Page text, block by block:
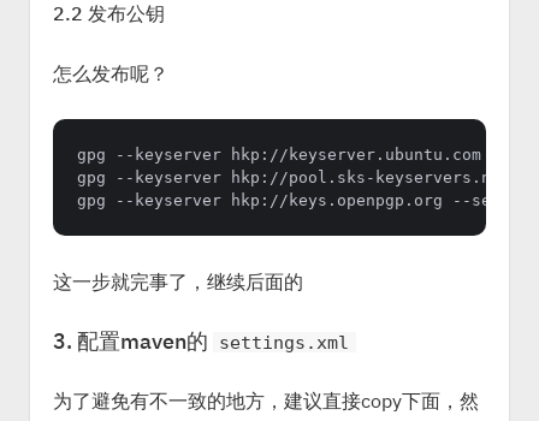
2.2 发布公钥
怎么发布呢？
gpg --keyserver hkp://keyserver.ubuntu.com --
gpg --keyserver hkp://pool.sks-keyservers.net --
这一步就完事了，继续后面的
3. 配置maven的 settings.xml
为了避免有不一致的地方，建议直接copy下面，然